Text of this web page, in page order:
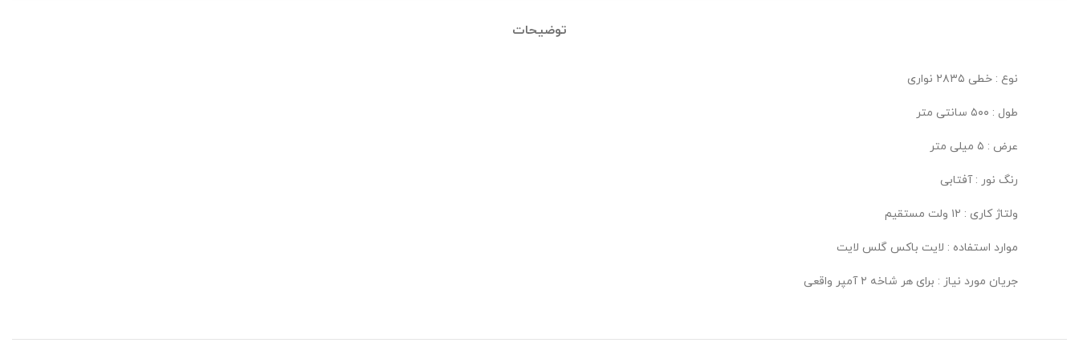
توضیحات
نوع : خطی ۲۸۳۵ نواری
طول : ۵۰۰ سانتی متر
عرض : ۵ میلی متر
رنگ نور : آفتابی
ولتاژ کاری : ۱۲ ولت مستقیم
موارد استفاده : لایت باکس گلس لایت
جریان مورد نیاز : برای هر شاخه ۲ آمپر واقعی